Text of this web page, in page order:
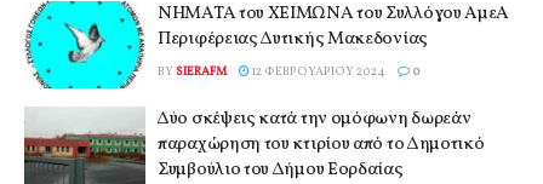
ΝΗΜΑΤΑ του ΧΕΙΜΩΝΑ του Συλλόγου ΑμεΑ
Περιφέρειας Δυτικής Μακεδονίας
BY SIERAFM 12 ΦΕΒΡΟΥΑΡΊΟΥ 2024 0
Δύο σκέψεις κατά την ομόφωνη δωρεάν
παραχώρηση του κτιρίου από το Δημοτικό
Συμβούλιο του Δήμου Εορδαίας